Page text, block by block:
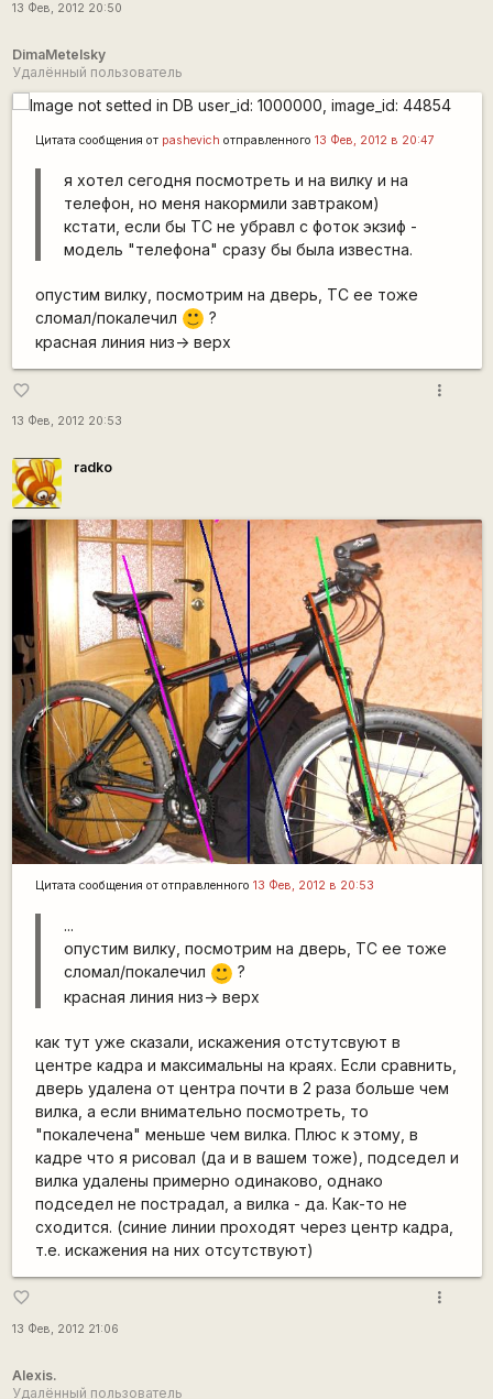
13 Фев, 2012 20:50
DimaMetelsky
Удалённый пользователь
Цитата сообщения от pashevich отправленного 13 Фев, 2012 в 20:47
я хотел сегодня посмотреть и на вилку и на
телефон, но меня накормили завтраком)
кстати, если бы ТС не убравл с фоток экзиф -
модель "телефона" сразу бы была известна.
опустим вилку, посмотрим на дверь, ТС ее тоже
сломал/покалечил
:)
?
красная линия низ-> верх
favorite_border
13 Фев, 2012 20:53
more_vert
radko
Цитата сообщения от отправленного 13 Фев, 2012 в 20:53
...
опустим вилку, посмотрим на дверь, ТС ее тоже
сломал/покалечил
:)
?
красная линия низ-> верх
как тут уже сказали, искажения отстутсвуют в
центре кадра и максимальны на краях. Если сравнить,
дверь удалена от центра почти в 2 раза больше чем
вилка, а если внимательно посмотреть, то
"покалечена" меньше чем вилка. Плюс к этому, в
кадре что я рисовал (да и в вашем тоже), подседел и
вилка удалены примерно одинаково, однако
подседел не пострадал, а вилка - да. Как-то не
сходится. (синие линии проходят через центр кадра,
т.е. искажения на них отсутствуют)
favorite_border
13 Фев, 2012 21:06
more_vert
Alexis.
Удалённый пользователь